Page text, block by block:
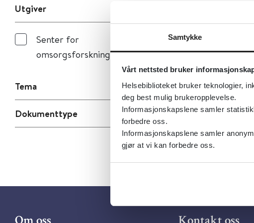
Samtykke
Vårt nettsted bruker
Helsebiblioteket bruker teknologier,
deg best mulig brukeropplevelse.
Informasjonskapslene samler
forbedre oss.
Informasjonskapslene samler
gjør at vi kan forbedre oss.
Utgiver
Senter for
omsorgsforskning
Tema
Dokumenttype